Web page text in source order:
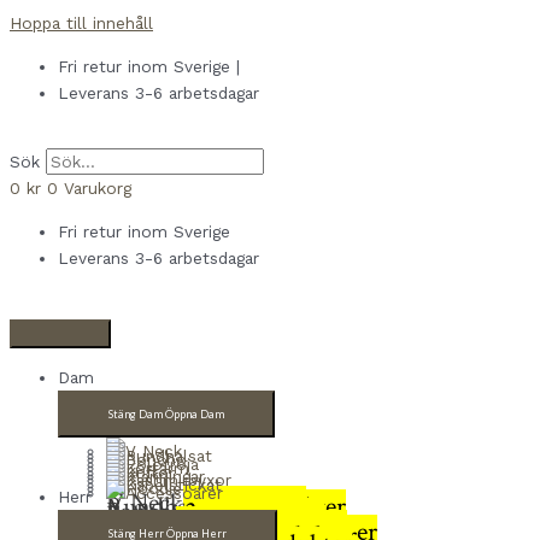
Hoppa till innehåll
Fri retur inom Sverige |
Leverans 3-6 arbetsdagar
Sök
0 kr 0 Varukorg
Fri retur inom Sverige
Leverans 3-6 arbetsdagar
Dam
Stäng DamÖppna Dam
V Neck4 produkter
Rundhalsat9 produkter
Poncho2 produkter
Polotröja8 produkter
Kortärm3 produkter
Koftor4 produkter
Klänningar3 produkter
Kashmirbyxor 2 produkter
Herr
Stäng HerrÖppna Herr